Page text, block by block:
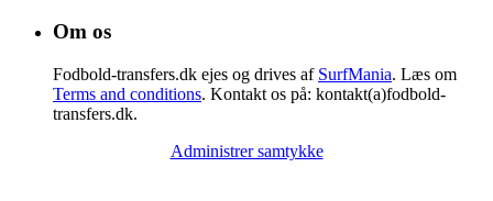
Om os
Fodbold-transfers.dk ejes og drives af SurfMania. Læs om
Terms and conditions. Kontakt os på: kontakt(a)fodbold-
transfers.dk.
Administrer samtykke